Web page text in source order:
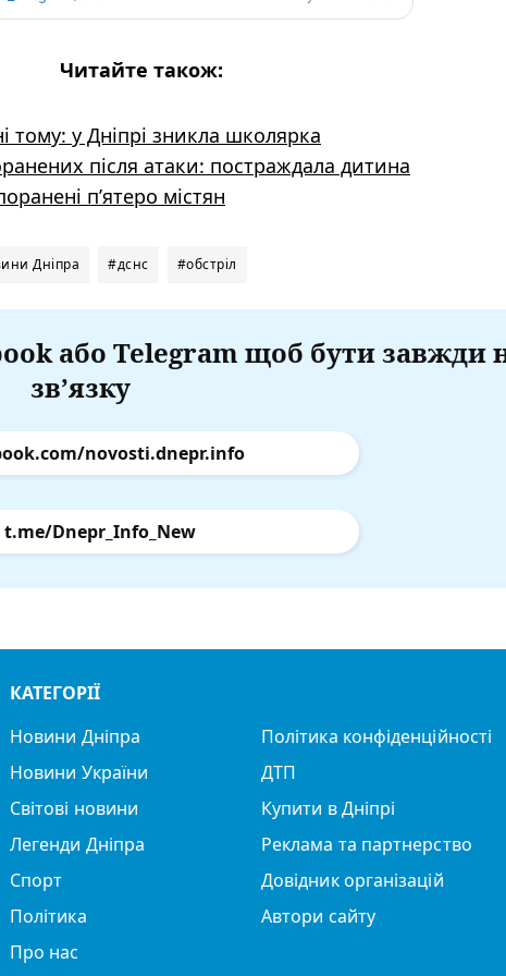
Читайте також:
тому: у Дніпрі зникла школярка
після атаки: постраждала дитина
п’ятеро містян
Дніпра #дснс #обстріл
або Telegram щоб бути завжди
зв’язку
novosti.dnepr.info
t.me/Dnepr_Info_New
КАТЕГОРІЇ
Новини Дніпра
Новини України
Світові новини
Легенди Дніпра
Спорт
Політика
Про нас
Політика конфіденційності
ДТП
Купити в Дніпрі
Реклама та партнерство
Довідник організацій
Автори сайту